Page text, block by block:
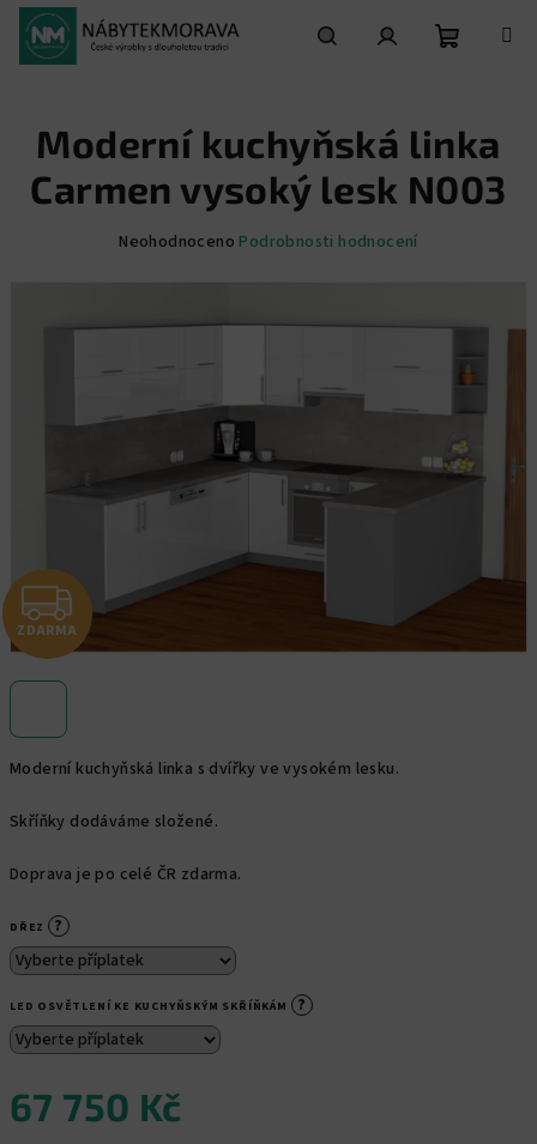
Přejít
obsah
košík
Moderní kuchyňská linka s dvířky ve vysokém lesku.
Skříňky dodáváme složené.
Doprava je po celé ČR zdarma.
DŘEZ ?
LED OSVĚTLENÍ KE KUCHYŇSKÝM SKŘÍŇKÁM ?
67 750 Kč
Moderní kuchyňská linka
Carmen vysoký lesk N003
Průměrné
hvězdiček.
Neohodnoceno Podrobnosti hodnocení
Z
D
R
M
A
ZDARMA